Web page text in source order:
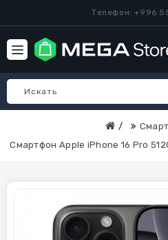
Телефон: +996
Смартфон Apple iPhone 16 Pro